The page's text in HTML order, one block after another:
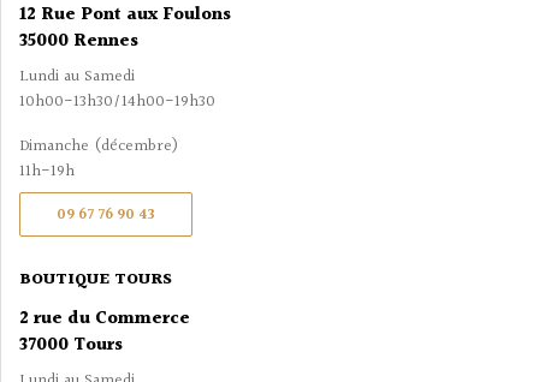
12 Rue Pont aux Foulons
35000 Rennes
Lundi au Samedi
10h00-13h30/14h00-19h30
Dimanche (décembre)
11h-19h
09 67 76 90 43
BOUTIQUE TOURS
2 rue du Commerce
37000 Tours